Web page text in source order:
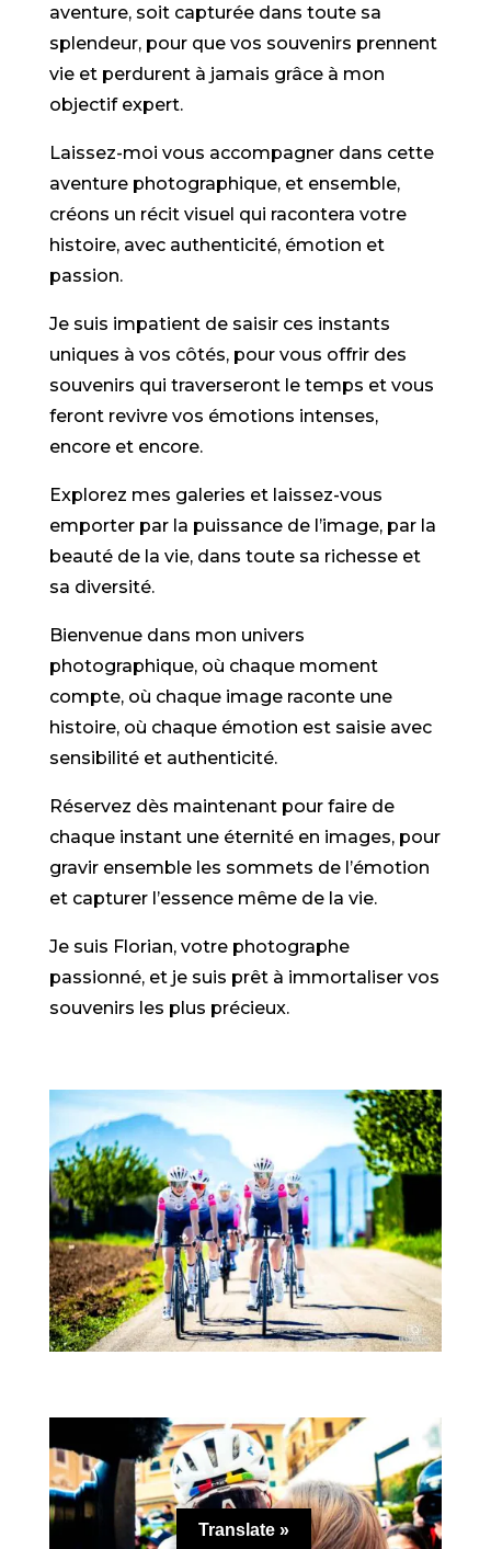
aventure, soit capturée dans toute sa
splendeur, pour que vos souvenirs prennent
vie et perdurent à jamais grâce à mon
objectif expert.
Laissez-moi vous accompagner dans cette
aventure photographique, et ensemble,
créons un récit visuel qui racontera votre
histoire, avec authenticité, émotion et
passion.
Je suis impatient de saisir ces instants
uniques à vos côtés, pour vous offrir des
souvenirs qui traverseront le temps et vous
feront revivre vos émotions intenses,
encore et encore.
Explorez mes galeries et laissez-vous
emporter par la puissance de l’image, par la
beauté de la vie, dans toute sa richesse et
sa diversité.
Bienvenue dans mon univers
photographique, où chaque moment
compte, où chaque image raconte une
histoire, où chaque émotion est saisie avec
sensibilité et authenticité.
Réservez dès maintenant pour faire de
chaque instant une éternité en images, pour
gravir ensemble les sommets de l’émotion
et capturer l’essence même de la vie.
Je suis Florian, votre photographe
passionné, et je suis prêt à immortaliser vos
souvenirs les plus précieux.
Translate »